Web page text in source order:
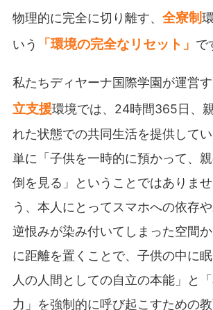
物理的に完全に切り離す、 全寮制
いう
「環境の完全なリセット」 で
私たちディヤーナ国際学園が運営
立支援環境では、24時間365日、
れた状態での共同生活を提供して
単に「子供を一時的に預かって、
倒を見る」ということではありま
う、本人にとってスマホへの依存や
逆恨みが染み付いてしまった空間
に距離を置くことで、子供の中に
人の人間としての自立の本能」と
力」を強制的に呼び起こすための